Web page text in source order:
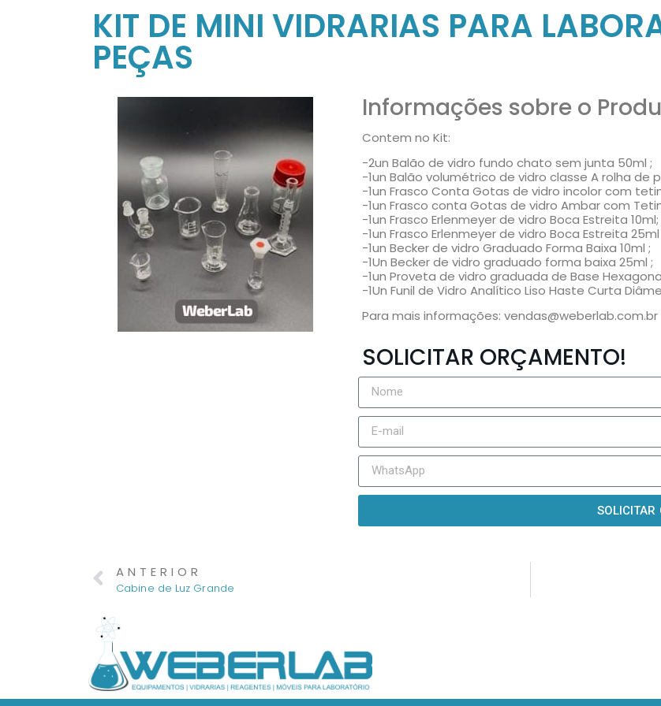
KIT DE MINI VIDRARIAS PARA
PEÇAS
Informações sobre o
Contem no Kit:
-2un Balão de vidro fundo chato sem junta 50ml ;
-1un Balão volumétrico de vidro classe A rolha de
-1un Frasco Conta Gotas de vidro incolor com
-1un Frasco conta Gotas de vidro Ambar com
-1un Frasco Erlenmeyer de vidro Boca Estreita 10ml;
-1un Frasco Erlenmeyer de vidro Boca Estreita 25ml
-1un Becker de vidro Graduado Forma Baixa 10ml ;
-1Un Becker de vidro graduado forma baixa 25ml ;
-1un Proveta de vidro graduada de Base
-1Un Funil de Vidro Analítico Liso Haste Curta
Para mais informações: vendas@weberlab.com.br
SOLICITAR ORÇAMENTO!
SOLICITAR
ANTERIOR
Cabine de Luz Grande